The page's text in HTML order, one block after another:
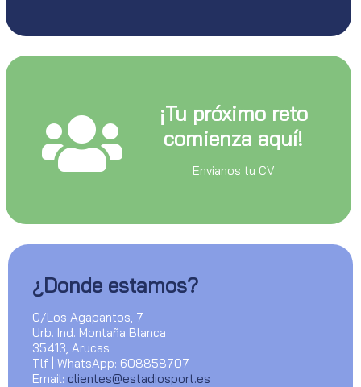
¡Tu próximo reto
comienza aquí!
Envianos tu CV
¿Donde estamos?
C/Los Agapantos, 7
Urb. Ind. Montaña Blanca
35413, Arucas
Tlf | WhatsApp: 608858707
Email: clientes@estadiosport.es